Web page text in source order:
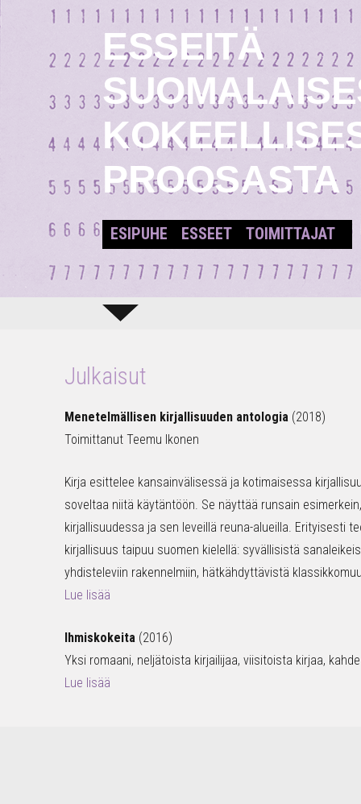
ESSEITÄ
PROOSASTA
ESIPUHE ESSEET TOIMITTAJAT
Julkaisut
Menetelmällisen kirjallisuuden antologia (2018)
Toimittanut Teemu Ikonen
Kirja esittelee kansainvälisessä ja kotimaisessa
soveltaa niitä käytäntöön. Se näyttää runsain
kirjallisuudessa ja sen leveillä reuna-alueilla. Erityisesti
kirjallisuus taipuu suomen kielellä: syvällisistä
yhdisteleviin rakennelmiin, hätkähdyttävistä
Lue lisää
Ihmiskokeita (2016)
Yksi romaani, neljätoista kirjailijaa, viisitoista kirjaa,
Lue lisää